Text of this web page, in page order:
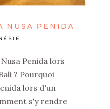
NUSA PENIDA
Penida lors
? Pourquoi
lors d'un
s'y rendre